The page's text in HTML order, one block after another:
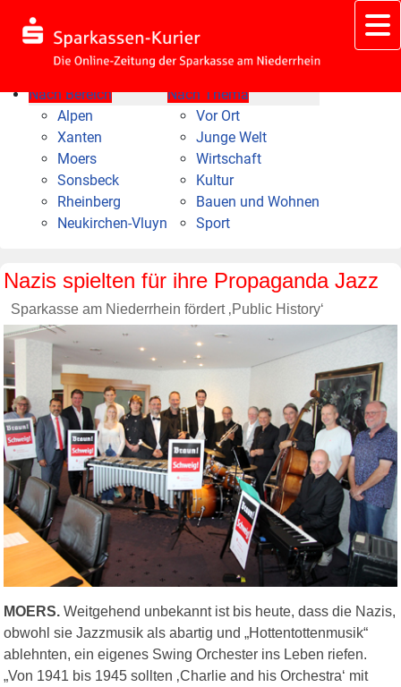
Nach Bereich
Alpen
Xanten
Moers
Sonsbeck
Rheinberg
Neukirchen-Vluyn
Nach Thema
Vor Ort
Junge Welt
Wirtschaft
Kultur
Bauen und Wohnen
Sport
Nazis spielten für ihre Propaganda Jazz
Sparkasse am Niederrhein fördert ‚Public History‘
MOERS. Weitgehend unbekannt ist bis heute, dass die Nazis,
obwohl sie Jazzmusik als abartig und „Hottentottenmusik“
ablehnten, ein eigenes Swing Orchester ins Leben riefen.
„Von 1941 bis 1945 sollten ‚Charlie and his Orchestra‘ mit